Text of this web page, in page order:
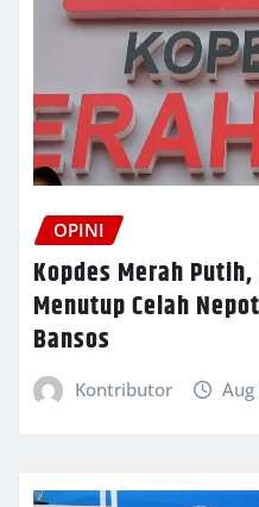
OPINI
Kopdes Merah
Menutup Celah
Bansos
Kontributor